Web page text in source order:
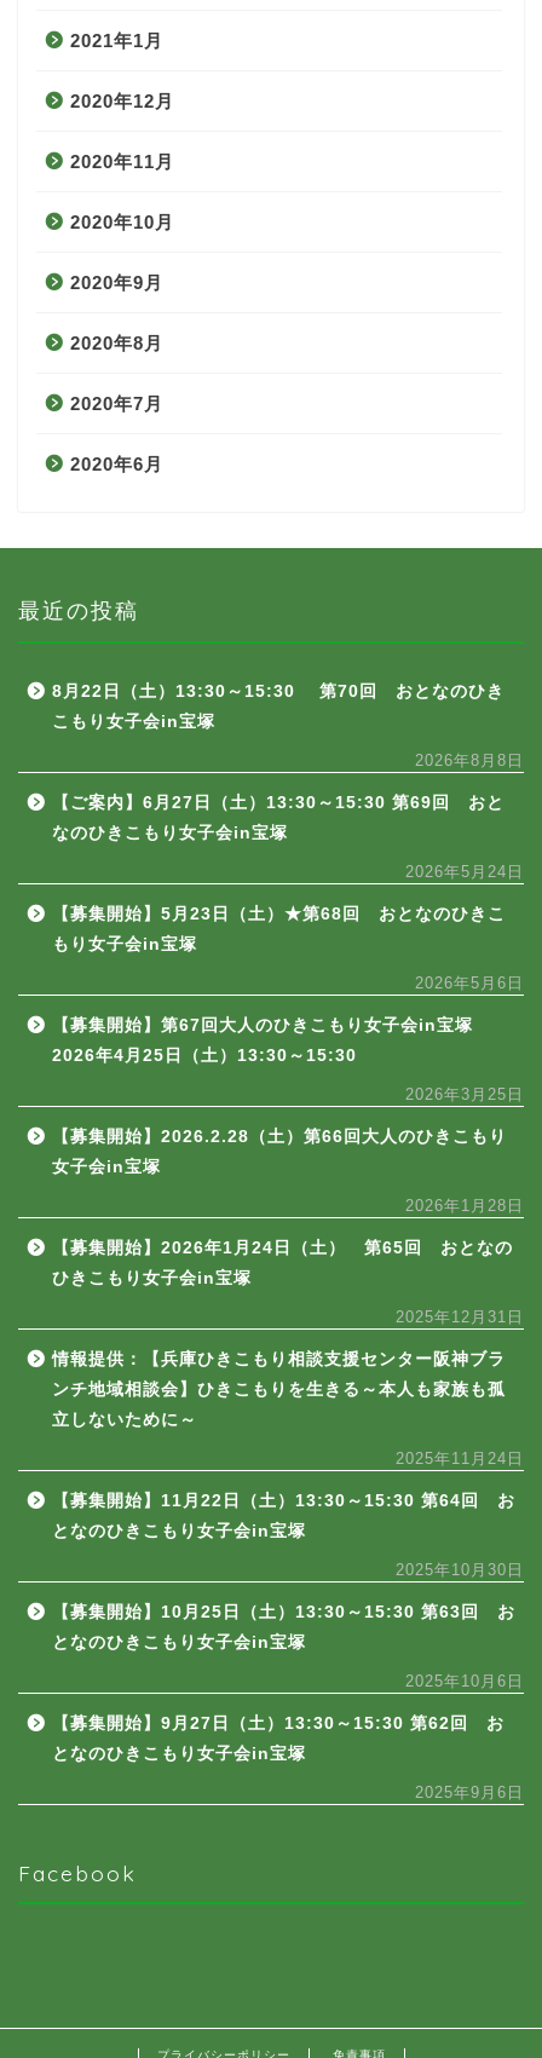
2021年1月
2020年12月
2020年11月
2020年10月
2020年9月
2020年8月
2020年7月
2020年6月
最近の投稿
8月22日（土）13:30～15:30 第70回 おとなのひき
こもり女子会in宝塚
2026年8月8日
【ご案内】6月27日（土）13:30～15:30 第69回 おと
なのひきこもり女子会in宝塚
2026年5月24日
【募集開始】5月23日（土）★第68回 おとなのひきこ
もり女子会in宝塚
2026年5月6日
【募集開始】第67回大人のひきこもり女子会in宝塚
2026年4月25日（土）13:30～15:30
2026年3月25日
【募集開始】2026.2.28（土）第66回大人のひきこもり
女子会in宝塚
2026年1月28日
【募集開始】2026年1月24日（土） 第65回 おとなの
ひきこもり女子会in宝塚
2025年12月31日
情報提供：【兵庫ひきこもり相談支援センター阪神ブラ
ンチ地域相談会】ひきこもりを生きる～本人も家族も孤
立しないために～
2025年11月24日
【募集開始】11月22日（土）13:30～15:30 第64回 お
となのひきこもり女子会in宝塚
2025年10月30日
【募集開始】10月25日（土）13:30～15:30 第63回 お
となのひきこもり女子会in宝塚
2025年10月6日
【募集開始】9月27日（土）13:30～15:30 第62回 お
となのひきこもり女子会in宝塚
2025年9月6日
Facebook
プライバシーポリシー 免責事項